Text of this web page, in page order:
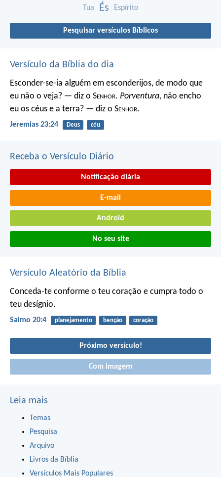
Tua És Espírito
Pesquisar versículos Bíblicos
Versículo da Bíblia do dia
Esconder-se-ia alguém em esconderijos, de modo que
eu não o veja? — diz o Senhor. Porventura, não encho
eu os céus e a terra? — diz o Senhor.
Jeremias 23:24 Deus céu
Receba o Versículo Diário
Notificação diária
E-mail
Android
No seu site
Versículo Aleatório da Bíblia
Conceda-te conforme o teu coração e cumpra todo o
teu desígnio.
Salmo 20:4 planejamento benção coração
Próximo versículo!
Com imagem
Leia mais
Temas
Pesquisa
Arquivo
Livros da Bíblia
Versículos Mais Populares